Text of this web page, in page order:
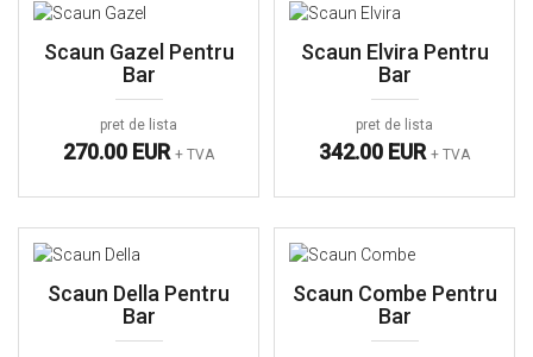
Scaun Gazel Pentru
Bar
pret de lista
270.00 EUR + TVA
Scaun Elvira Pentru
Bar
pret de lista
342.00 EUR + TVA
Scaun Della Pentru
Bar
Scaun Combe Pentru
Bar